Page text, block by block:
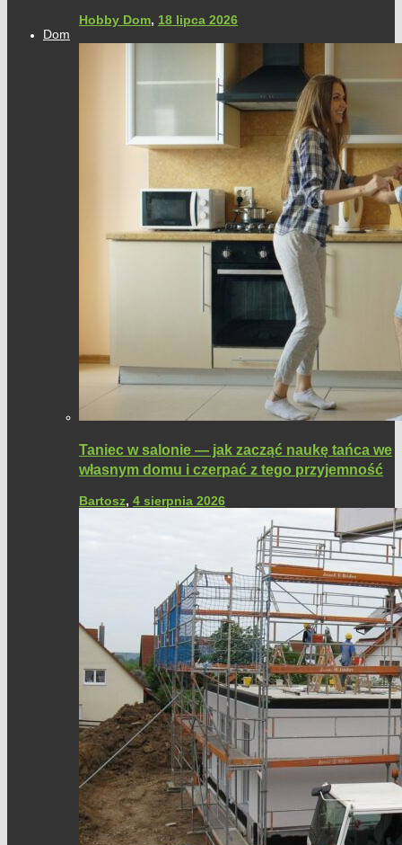
Hobby Dom, 18 lipca 2026
Dom
Taniec w salonie — jak zacząć naukę tańca we
własnym domu i czerpać z tego przyjemność
Bartosz, 4 sierpnia 2026